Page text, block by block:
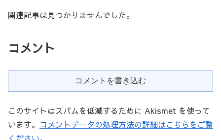
関連記事は見つかりませんでした。
コメント
コメントを書き込む
このサイトはスパムを低減するために Akismet を使って
います。 コメントデータの処理方法の詳細はこちらをご覧